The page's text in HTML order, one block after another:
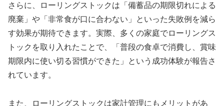
さらに、ローリングストックは「備蓄品の期限切れによる
廃棄」や「非常食が口に合わない」といった失敗例を減ら
す効果が期待できます。実際、多くの家庭でローリングス
トックを取り入れたことで、「普段の食卓で消費し、賞味
期限内に使い切る習慣ができた」という成功体験が報告さ
れています。
また、ローリングストックは家計管理にもメリットがあ